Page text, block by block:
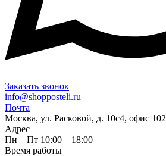
Заказать звонок
info@shopposteli.ru
Почта
Москва, ул. Расковой, д. 10с4, офис 102
Адрес
Пн—Пт 10:00 – 18:00
Время работы